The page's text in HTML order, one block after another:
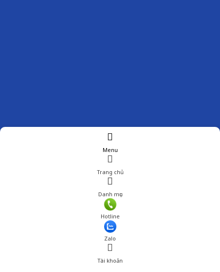
Menu
Trang chủ
Danh mục
Hotline
Zalo
Tài khoản